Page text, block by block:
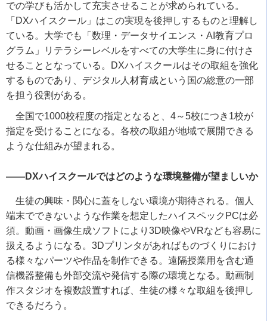
での学びも活かして充実させることが求められている。
「 DXハイスクール」はこの実現を後押しするものと理解し
ている。大学でも「数理・データサイエンス・ AI 教育プロ
グラム」リテラシーレベルをすべての大学生に身に付けさ
せることとなっている。
DXハイスクールはその取組を強化
するものであり、デジタル人材育成という国の総意の一部
を担う役割がある。
全国で1000校程度の指定となると、 4～5校につき 1校が
指定を受けることになる。各校の取組が地域で展開できる
ような仕組みが望まれる。
――DXハイスクールではどのような環境整備が望ましいか
生徒の興味・関心に蓋をしない環境が期待される。個人
端末でできないような作業を想定したハイスペック PCは必
須。動画・画像生成ソフトにより 3D映像やVRなども容易に
扱えるようになる。 3Dプリンタがあればものづくりにおけ
る様々なパーツや作品を制作できる。遠隔授業用を含む通
信機器整備も外部交流や発信する際の環境となる。動画制
作スタジオを複数設置すれば、生徒の様々な取組を後押し
できるだろう。